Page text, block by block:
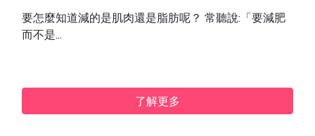
要怎麼知道減的是肌肉還是脂肪呢？ 常聽說:「要減肥
而不是...
了解更多